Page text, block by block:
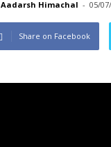
Aadarsh Himachal - 05/
Share on Facebook